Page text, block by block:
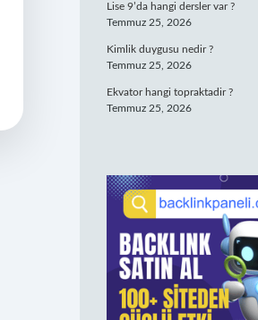
Lise 9’da hangi dersler var ?
Temmuz 25, 2026
Kimlik duygusu nedir ?
Temmuz 25, 2026
Ekvator hangi topraktadir ?
Temmuz 25, 2026